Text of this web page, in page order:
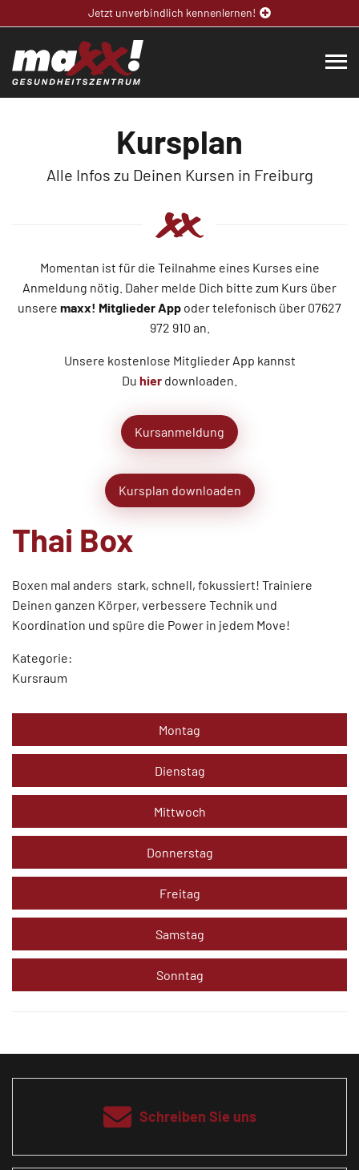
Jetzt unverbindlich kennenlernen!
Kursplan
Alle Infos zu Deinen Kursen in Freiburg
Momentan ist für die Teilnahme eines Kurses eine
Anmeldung nötig. Daher melde Dich bitte zum Kurs über
unsere maxx! Mitglieder App oder telefonisch über 07627
972 910 an.
Unsere kostenlose Mitglieder App kannst
Du hier downloaden.
Kursanmeldung
Kursplan downloaden
Thai Box
Boxen mal anders  stark, schnell, fokussiert! Trainiere
Deinen ganzen Körper, verbessere Technik und
Koordination und spüre die Power in jedem Move!
Kategorie:
Kursraum
Montag
Dienstag
Mittwoch
Donnerstag
Freitag
Samstag
Sonntag
Schreiben Sie uns